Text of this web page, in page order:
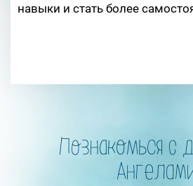
навыки и стать более
Познакомься с